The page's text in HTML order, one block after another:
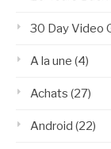
30 Day Video
A la une (4)
Achats (27)
Android (22)